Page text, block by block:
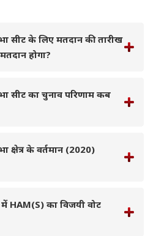
सीट के लिए मतदान की तारीख
होगा?
सीट का चुनाव परिणाम कब
क्षेत्र के वर्तमान (2020)
HAM(S) का विजयी वोट